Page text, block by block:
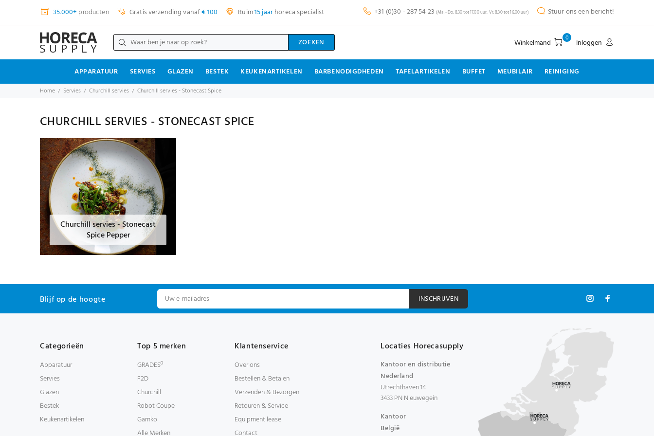
35.000+ producten Gratis verzending vanaf€ 100 Ruim15 jaarhoreca specialist +31 (0)30 - 287 54 23 (Ma. - Do. 8.30 tot 17.00 uur, Vr. 8.30 tot 16.00 uur) Stuur ons een bericht!
ZOEKEN Winkelmand 0 Inloggen
APPARATUUR SERVIES GLAZEN BESTEK KEUKENARTIKELEN BARBENODIGDHEDEN TAFELARTIKELEN BUFFET MEUBILAIR REINIGING
Home Servies Churchill servies Churchill servies - Stonecast Spice
CHURCHILL SERVIES - STONECAST SPICE
Churchill servies - Stonecast
Spice Pepper
Blijf op de hoogte INSCHRIJVEN
Categorieën
Apparatuur
Servies
Glazen
Bestek
Keukenartikelen
Top 5 merken
GRADESº
F2D
Churchill
Robot Coupe
Gamko
Alle Merken
Klantenservice
Over ons
Bestellen & Betalen
Verzenden & Bezorgen
Retouren & Service
Equipment lease
Contact
Locaties Horecasupply
Kantoor en distributie
Nederland
Utrechthaven 14
3433 PN Nieuwegein
Kantoor
België